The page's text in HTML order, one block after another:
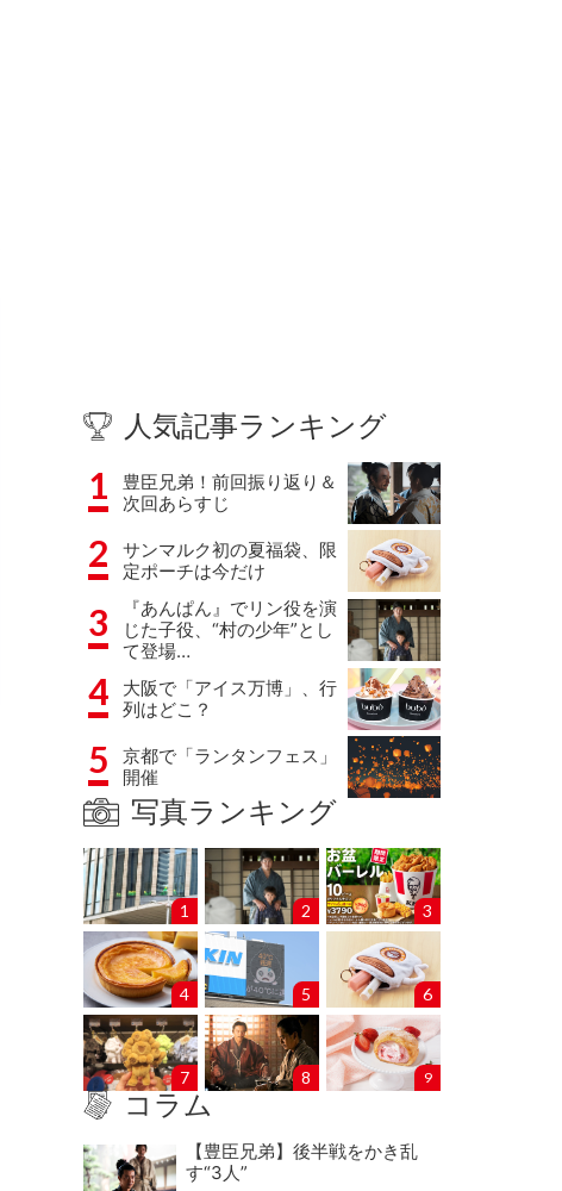
人気記事ランキング
1
豊臣兄弟！前回振り返り＆
次回あらすじ
2
サンマルク初の夏福袋、限
定ポーチは今だけ
3
『あんぱん』でリン役を演
じた子役、“村の少年”とし
て登場…
4
大阪で「アイス万博」、行
列はどこ？
5
京都で「ランタンフェス」
開催
写真ランキング
1 2 3
4 5 6
7 8 9
コラム
【豊臣兄弟】後半戦をかき乱
す“3人”